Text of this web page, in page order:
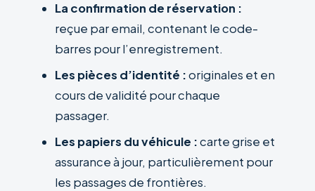
La confirmation de réservation :
reçue par email, contenant le code-
barres pour l’enregistrement.
Les pièces d’identité :originales et en
cours de validité pour chaque
passager.
Les papiers du véhicule :carte grise et
assurance à jour, particulièrement pour
les passages de frontières.